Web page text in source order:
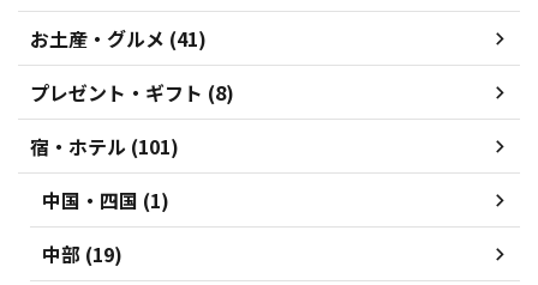
お土産・グルメ (41)
プレゼント・ギフト (8)
宿・ホテル (101)
中国・四国 (1)
中部 (19)